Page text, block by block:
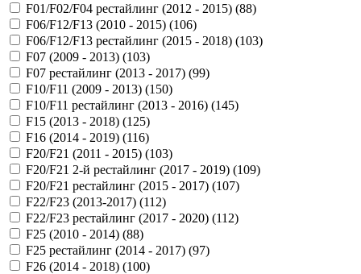
F01/F02/F04 рестайлинг (2012 - 2015) (88)
F06/F12/F13 (2010 - 2015) (106)
F06/F12/F13 рестайлинг (2015 - 2018) (103)
F07 (2009 - 2013) (103)
F07 рестайлинг (2013 - 2017) (99)
F10/F11 (2009 - 2013) (150)
F10/F11 рестайлинг (2013 - 2016) (145)
F15 (2013 - 2018) (125)
F16 (2014 - 2019) (116)
F20/F21 (2011 - 2015) (103)
F20/F21 2-й рестайлинг (2017 - 2019) (109)
F20/F21 рестайлинг (2015 - 2017) (107)
F22/F23 (2013-2017) (112)
F22/F23 рестайлинг (2017 - 2020) (112)
F25 (2010 - 2014) (88)
F25 рестайлинг (2014 - 2017) (97)
F26 (2014 - 2018) (100)